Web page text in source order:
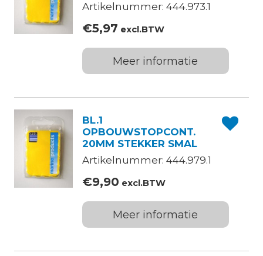
Artikelnummer: 444.973.1
€5,97 excl.BTW
Meer informatie
BL.1
OPBOUWSTOPCONT.
20MM STEKKER SMAL
Artikelnummer: 444.979.1
€9,90 excl.BTW
Meer informatie